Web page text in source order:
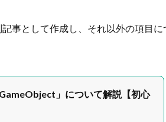
事として作成し、それ以外の項目
」について解説【初心